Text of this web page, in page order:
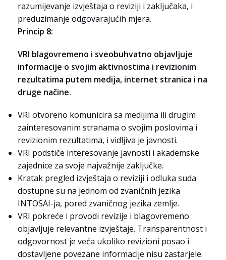
razumijevanje izvještaja o reviziji i zaključaka, i
preduzimanje odgovarajućih mjera.
Princip 8:
VRI blagovremeno i sveobuhvatno objavljuje
informacije o svojim aktivnostima i revizionim
rezultatima putem medija, internet stranica i na
druge načine.
VRI otvoreno komunicira sa medijima ili drugim
zainteresovanim stranama o svojim poslovima i
revizionim rezultatima, i vidljiva je javnosti.
VRI podstiče interesovanje javnosti i akademske
zajednice za svoje najvažnije zaključke.
Kratak pregled izvještaja o reviziji i odluka suda
dostupne su na jednom od zvaničnih jezika
INTOSAI-ja, pored zvaničnog jezika zemlje.
VRI pokreće i provodi revizije i blagovremeno
objavljuje relevantne izvještaje. Transparentnost i
odgovornost je veća ukoliko revizioni posao i
dostavljene povezane informacije nisu zastarjele.